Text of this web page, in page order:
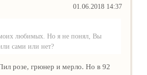
01.06.2018 14:37
любимых. Но я не понял, Вы
сами или нет?
розе, грюнер и мерло. Но в 92